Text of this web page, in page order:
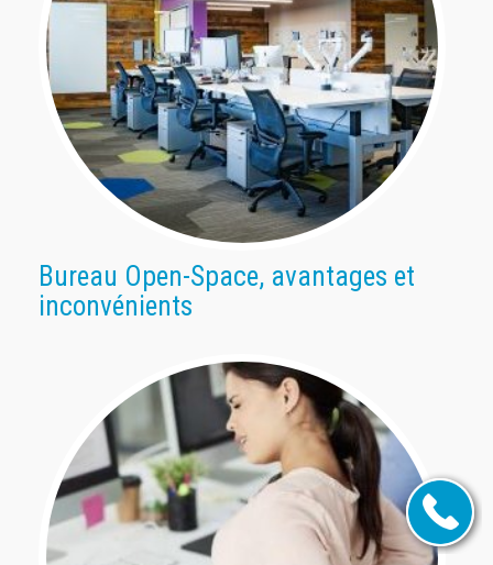
Bureau Open-Space, avantages et
inconvénients